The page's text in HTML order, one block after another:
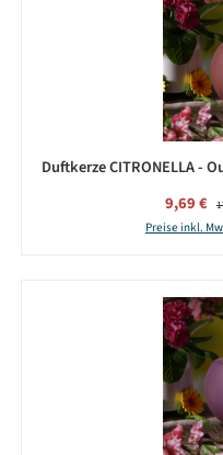
Duftkerze CITRONELLA -
9,69 €
Preise inkl.